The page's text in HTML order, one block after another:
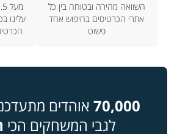
השוואה מהירה ובטוחה בין כל
אתרי הכרטיסים בחיפוש אחד
פשוט
עלינו
70,000 אוהדים
לגבי המשחקים הכי